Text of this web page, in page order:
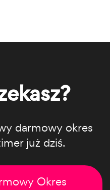
darmowy okres
już dziś.
Okres